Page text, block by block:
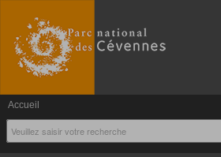
Accueil